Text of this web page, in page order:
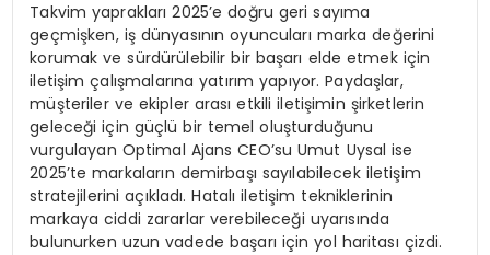
Takvim yaprakları 2025’e doğru geri sayıma
geçmişken, iş dünyasının oyuncuları marka değerini
korumak ve sürdürülebilir bir başarı elde etmek için
iletişim çalışmalarına yatırım yapıyor. Paydaşlar,
müşteriler ve ekipler arası etkili iletişimin şirketlerin
geleceği için güçlü bir temel oluşturduğunu
vurgulayan Optimal Ajans CEO’su Umut Uysal ise
2025’te markaların demirbaşı sayılabilecek iletişim
stratejilerini açıkladı. Hatalı iletişim tekniklerinin
markaya ciddi zararlar verebileceği uyarısında
bulunurken uzun vadede başarı için yol haritası çizdi.